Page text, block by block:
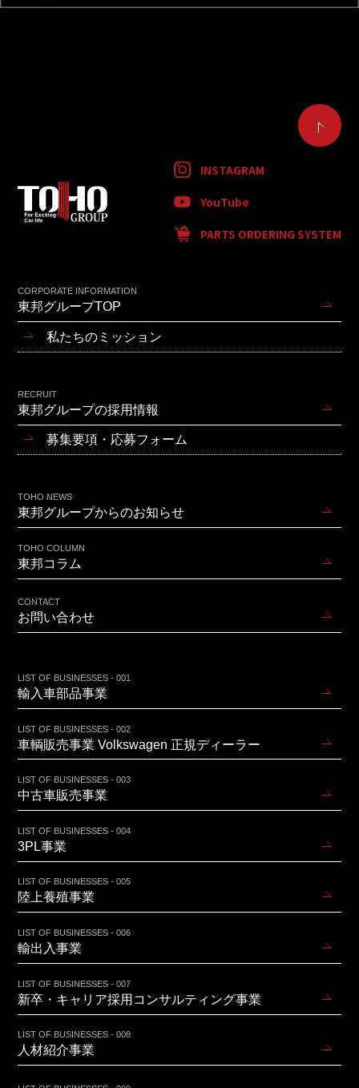
INSTAGRAM
YouTube
PARTS ORDERING SYSTEM
CORPORATE INFORMATION
東邦グループTOP
私たちのミッション
RECRUIT
東邦グループの採用情報
募集要項・応募フォーム
TOHO NEWS
東邦グループからのお知らせ
TOHO COLUMN
東邦コラム
CONTACT
お問い合わせ
LIST OF BUSINESSES - 001
輸入車部品事業
LIST OF BUSINESSES - 002
車輌販売事業 Volkswagen 正規ディーラー
LIST OF BUSINESSES - 003
中古車販売事業
LIST OF BUSINESSES - 004
3PL事業
LIST OF BUSINESSES - 005
陸上養殖事業
LIST OF BUSINESSES - 006
輸出入事業
LIST OF BUSINESSES - 007
新卒・キャリア採用コンサルティング事業
LIST OF BUSINESSES - 008
人材紹介事業